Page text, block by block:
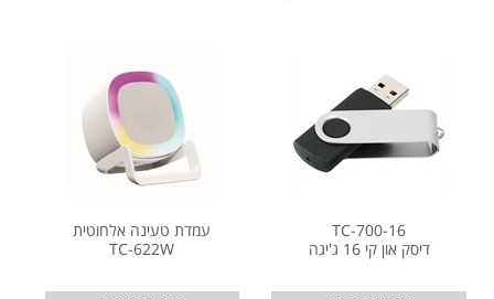
TC-700-16
דיסק און קי 16 ג'יגה
עמדת טעינה אלחוטית
TC-622W